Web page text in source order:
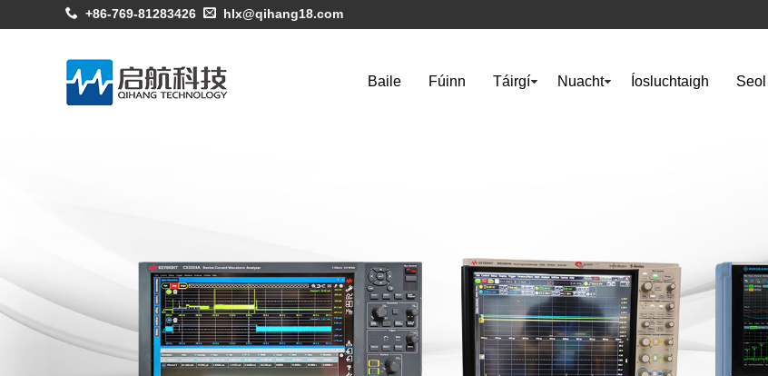
+86-769-81283426 hlx@qihang18.com
Baile Fúinn Táirgí Nuacht Íosluchtaigh